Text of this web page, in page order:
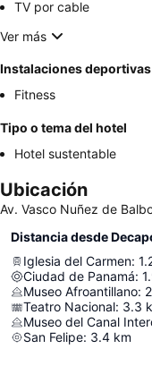
TV por cable
Ver más
Instalaciones deportivas
Fitness
Tipo o tema del hotel
Hotel sustentable
Ubicación
Av. Vasco Nuñez de
Distancia desde
Iglesia del Carmen:
Ciudad de Panamá:
Museo Afroantillano:
Teatro Nacional: 3.3
San Felipe: 3.4 km